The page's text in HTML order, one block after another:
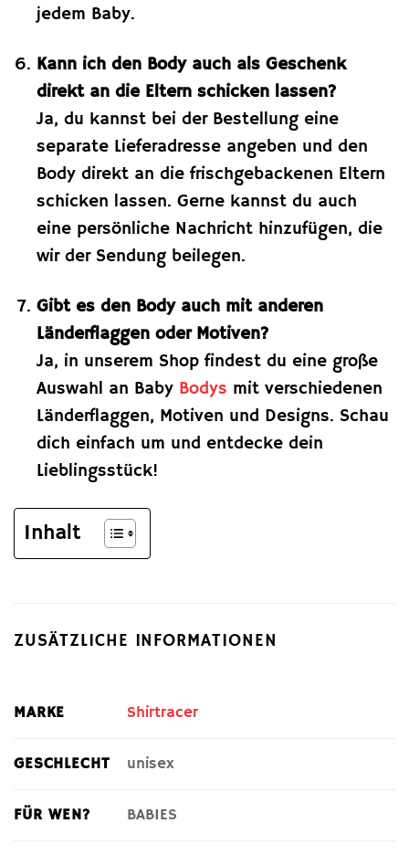
jedem Baby.
Kann ich den Body auch als Geschenk
direkt an die Eltern schicken lassen?
Ja, du kannst bei der Bestellung eine
separate Lieferadresse angeben und den
Body direkt an die frischgebackenen Eltern
schicken lassen. Gerne kannst du auch
eine persönliche Nachricht hinzufügen, die
wir der Sendung beilegen.
Gibt es den Body auch mit anderen
Länderflaggen oder Motiven?
Ja, in unserem Shop findest du eine große
Auswahl an Baby Bodys mit verschiedenen
Länderflaggen, Motiven und Designs. Schau
dich einfach um und entdecke dein
Lieblingsstück!
Inhalt
ZUSÄTZLICHE INFORMATIONEN
MARKE Shirtracer
GESCHLECHT unisex
FÜR WEN? BABIES